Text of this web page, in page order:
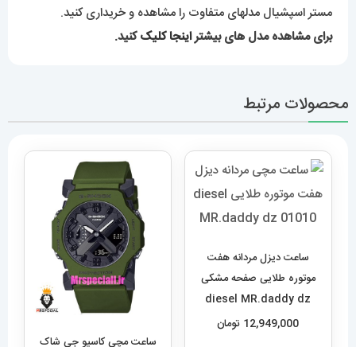
مستر اسپشیال مدلهای متفاوت را مشاهده و خریداری کنید.
برای مشاهده مدل های بیشتراینجا کلیککنید.
محصولات مرتبط
ساعت دیزل مردانه هفت
موتوره طلایی صفحه مشکی
diesel MR.daddy dz
01010
12,949,000 تومان
ساعت مچی کاسیو جی شاک